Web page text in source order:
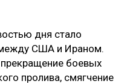
дня стало
США и Ираном.
боевых
пролива, смягчение